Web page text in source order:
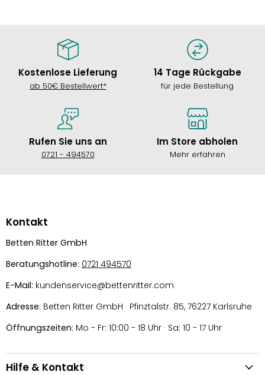
Kostenlose Lieferung
ab 50€ Bestellwert*
14 Tage Rückgabe
für jede Bestellung
Rufen Sie uns an
0721 - 494570
Im Store abholen
Mehr erfahren
Kontakt
Betten Ritter GmbH
Beratungshotline: 0721 494570
E-Mail: kundenservice@bettenritter.com
Adresse: Betten Ritter GmbH · Pfinztalstr. 85, 76227 Karlsruhe
Öffnungszeiten: Mo - Fr: 10:00 - 18 Uhr · Sa: 10 - 17 Uhr
Hilfe & Kontakt